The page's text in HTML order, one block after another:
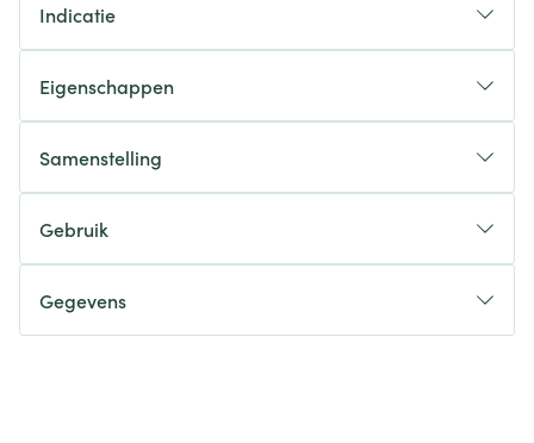
Indicatie
Eigenschappen
Samenstelling
Gebruik
Gegevens